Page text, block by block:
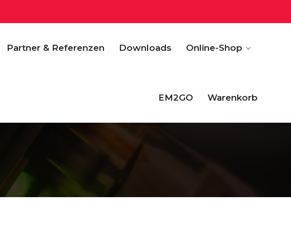
Partner & Referenzen Downloads Online-Shop
EM2GO Warenkorb